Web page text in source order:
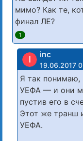
мимо? Как те,
финал ЛЕ?
1
I inc
19.06.2017
Я так понимаю,
УЕФА — и они
пустив его в
Этот же транш
УЕФА.